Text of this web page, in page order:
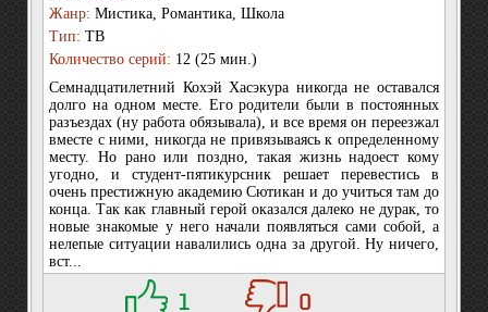
Жанр: Мистика, Романтика, Школа
Тип: ТВ
Количество серий: 12 (25 мин.)
Семнадцатилетний Кохэй Хасэкура никогда не оставался
долго на одном месте. Его родители были в постоянных
разъездах (ну работа обязывала), и все время он переезжал
вместе с ними, никогда не привязываясь к определенному
месту. Но рано или поздно, такая жизнь надоест кому
угодно, и студент-пятикурсник решает перевестись в
очень престижную академию Сютикан и до учиться там до
конца. Так как главный герой оказался далеко не дурак, то
новые знакомые у него начали появляться сами собой, а
нелепые ситуации навалились одна за другой. Ну ничего,
вст...
1 0